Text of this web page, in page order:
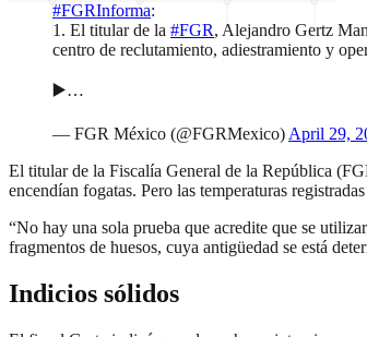
#FGRInforma:
1. El titular de la #FGR, Alejandro Gertz
centro de reclutamiento, adiestramiento y
▶️…
— FGR México (@FGRMexico) April 29,
El titular de la Fiscalía General de la República
encendían fogatas. Pero las temperaturas
“No hay una sola prueba que acredite que se
fragmentos de huesos, cuya antigüedad se está
Indicios sólidos